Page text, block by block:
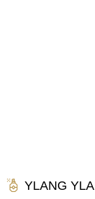
YLANG